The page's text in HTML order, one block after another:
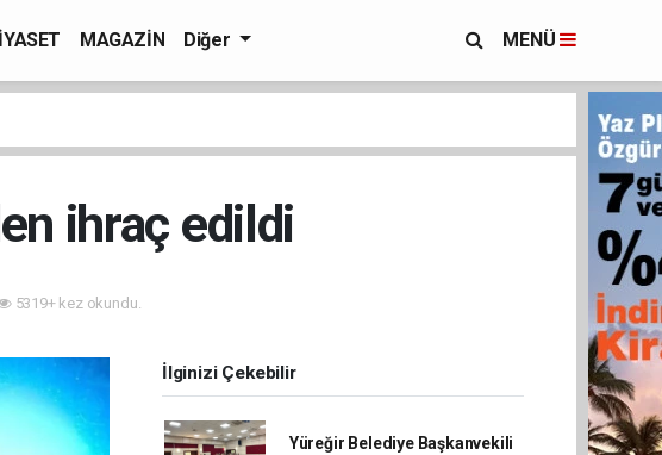
MAGAZİN Diğer MENÜ
ihraç edildi
5319+ kez okundu.
İlginizi Çekebilir
Yüreğir Belediye Başkanvekili